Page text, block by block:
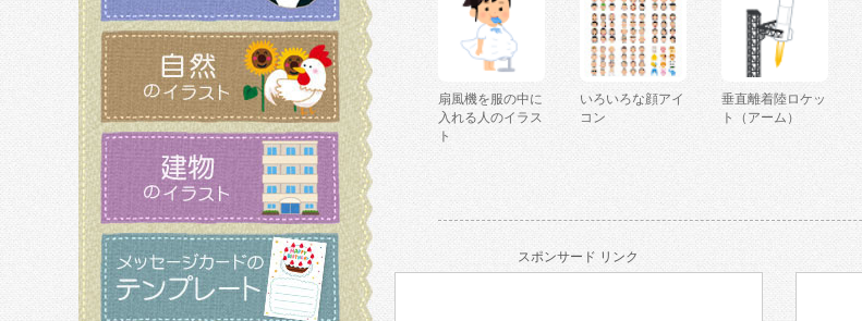
扇風機を服の中に
入れる人のイラス
ト
いろいろな顔アイ
コン
垂直離着陸ロケッ
ト（アーム）
スポンサード リンク